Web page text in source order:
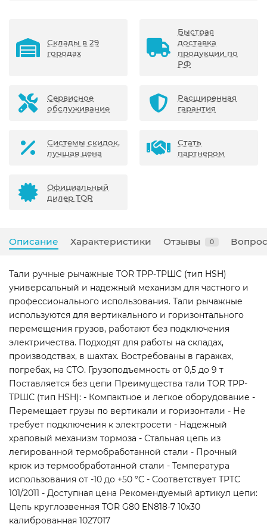
Склады в 29
городах
Быстрая
доставка
продукции по
РФ
Сервисное
обслуживание
Расширенная
гарантия
Системы скидок,
лучшая цена
Стать
партнером
Официальный
дилер TOR
Описание Характеристики Отзывы 0
Тали ручные рычажные TOR ТРР-ТРШС (тип HSH)
универсальный и надежный механизм для частного и
профессионального использования. Тали рычажные
используются для вертикального и горизонтального
перемещения грузов, работают без подключения
электричества. Подходят для работы на складах,
производствах, в шахтах. Востребованы в гаражах,
погребах, на СТО. Грузоподъемность от 0,5 до 9 т
Поставляется без цепи Преимущества тали TOR ТРР-
ТРШС (тип HSH): - Компактное и легкое оборудование -
Перемещает грузы по вертикали и горизонтали - Не
требует подключения к электросети - Надежный
храповый механизм тормоза - Стальная цепь из
легированной термобработанной стали - Прочный
крюк из термообработанной стали - Температура
использования от -10 до +50 °C - Соответствует ТРТС
101/2011 - Доступная цена Рекомендуемый артикул цепи:
Цепь круглозвенная TOR G80 EN818-7 10х30
калиброванная 1027017